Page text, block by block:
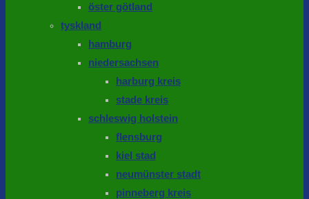
öster götland
tyskland
hamburg
niedersachsen
harburg kreis
stade kreis
schleswig holstein
flensburg
kiel stad
neumünster stadt
pinneberg kreis